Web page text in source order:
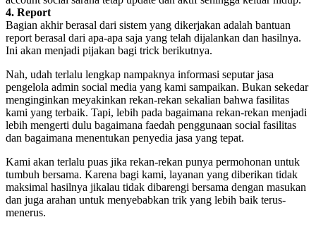
4. Report
Bagian akhir berasal dari sistem yang dikerjakan adalah bantuan
report berasal dari apa-apa saja yang telah dijalankan dan hasilnya.
Ini akan menjadi pijakan bagi trick berikutnya.
Nah, udah terlalu lengkap nampaknya informasi seputar jasa
pengelola admin social media yang kami sampaikan. Bukan sekedar
menginginkan meyakinkan rekan-rekan sekalian bahwa fasilitas
kami yang terbaik. Tapi, lebih pada bagaimana rekan-rekan menjadi
lebih mengerti dulu bagaimana faedah penggunaan social fasilitas
dan bagaimana menentukan penyedia jasa yang tepat.
Kami akan terlalu puas jika rekan-rekan punya permohonan untuk
tumbuh bersama. Karena bagi kami, layanan yang diberikan tidak
maksimal hasilnya jikalau tidak dibarengi bersama dengan masukan
dan juga arahan untuk menyebabkan trik yang lebih baik terus-
menerus.